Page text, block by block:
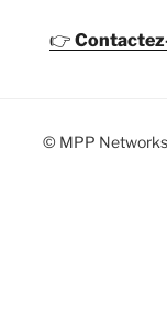
👉
© MPP